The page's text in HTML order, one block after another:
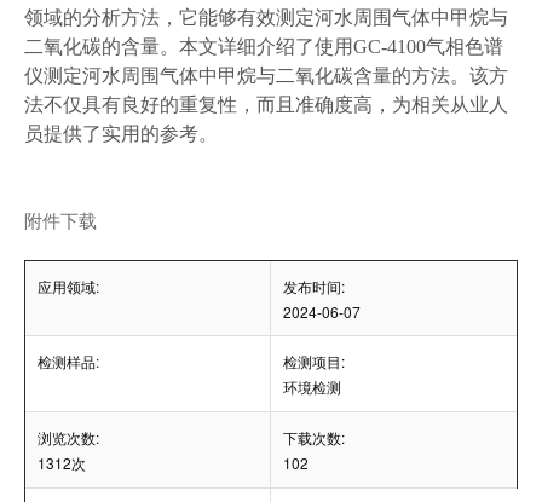
领域的分析方法，它能够有效测定河水周围气体中甲烷与
二氧化碳的含量。本文详细介绍了使用GC-4100气相色谱
仪测定河水周围气体中甲烷与二氧化碳含量的方法。该方
法不仅具有良好的重复性，而且准确度高，为相关从业人
员提供了实用的参考。
附件下载
应用领域:
发布时间:
2024-06-07
检测样品:
检测项目:
环境检测
浏览次数:
1312次
下载次数:
102